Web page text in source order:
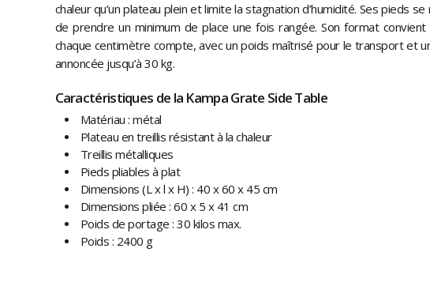
chaleur qu’un plateau plein et limite la stagnation d’humidité. Ses pieds se
de prendre un minimum de place une fois rangée. Son format convient
chaque centimètre compte, avec un poids maîtrisé pour le transport et
annoncée jusqu’à 30 kg.
Caractéristiques de la Kampa Grate Side Table
Matériau : métal
Plateau en treillis résistant à la chaleur
Treillis métalliques
Pieds pliables à plat
Dimensions (L x l x H) : 40 x 60 x 45 cm
Dimensions pliée : 60 x 5 x 41 cm
Poids de portage : 30 kilos max.
Poids : 2400 g